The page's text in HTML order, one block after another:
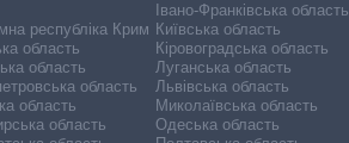
республіка Крим
область
область
область
область
область
Івано-Франківська область
Київська область
Кіровоградська область
Луганська область
Львівська область
Миколаївська область
Одеська область